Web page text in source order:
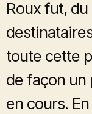
Roux fut, du
toute cette
de façon un
en cours.